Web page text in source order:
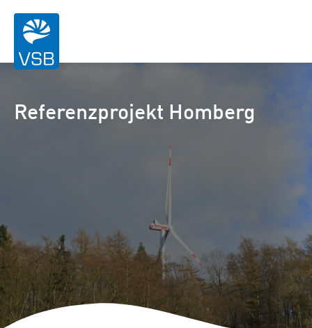
Referenzprojekt Homberg